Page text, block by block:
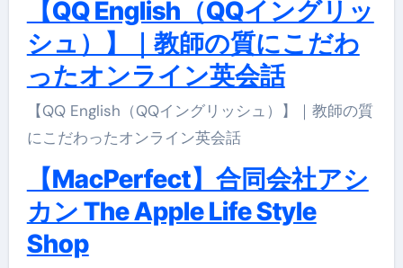
【QQ English（QQイングリッ
シュ）】｜教師の質にこだわ
ったオンライン英会話
【QQ English（QQイングリッシュ）】｜教師の質
にこだわったオンライン英会話
【MacPerfect】合同会社アシ
カン The Apple Life Style
Shop